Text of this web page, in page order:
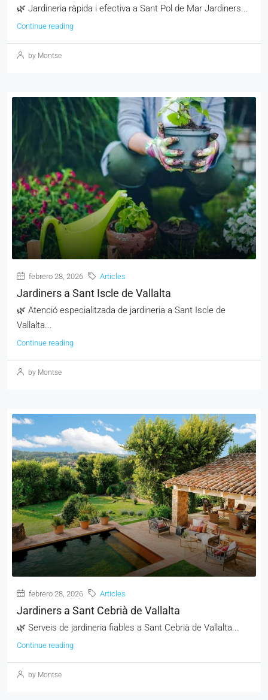
🌿 Jardineria ràpida i efectiva a Sant Pol de Mar Jardiners...
Continue reading
by Montse
febrero 28, 2026 Articles
Jardiners a Sant Iscle de Vallalta
🌿 Atenció especialitzada de jardineria a Sant Iscle de
Vallalta...
Continue reading
by Montse
febrero 28, 2026 Articles
Jardiners a Sant Cebrià de Vallalta
🌿 Serveis de jardineria fiables a Sant Cebrià de Vallalta...
Continue reading
by Montse